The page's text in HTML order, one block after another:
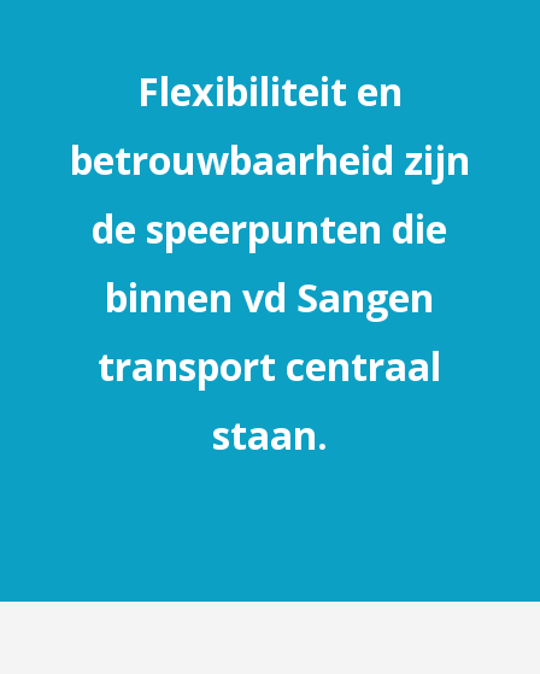
Flexibiliteit en
betrouwbaarheid zijn
de speerpunten die
binnen vd Sangen
transport centraal
staan.